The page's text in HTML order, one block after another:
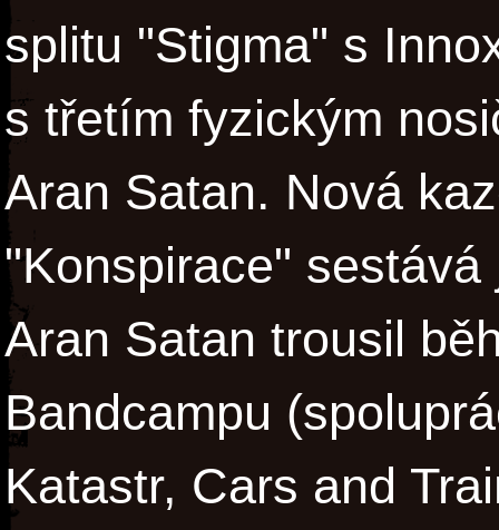
splitu "Stigma" s
s třetím fyzickým
Aran Satan. Nová
"Konspirace"
Aran Satan trousil
Bandcampu
Katastr, Cars and